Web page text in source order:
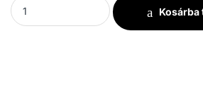
Kosárba